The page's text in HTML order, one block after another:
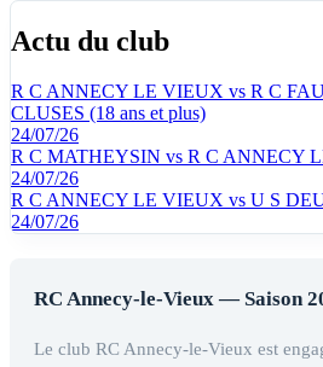
Actu du club
R C ANNECY LE VIEUX vs R C
CLUSES (18 ans et plus)
24/07/26
R C MATHEYSIN vs R C ANNECY
24/07/26
R C ANNECY LE VIEUX vs U S
24/07/26
RC Annecy-le-Vieux — Saison
Le club RC Annecy-le-Vieux est